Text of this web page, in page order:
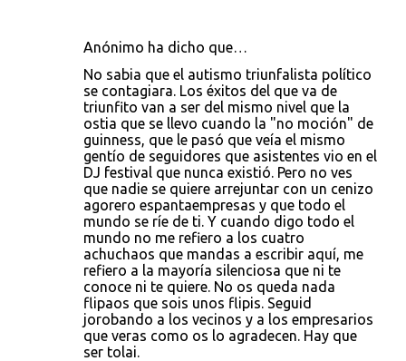
Anónimo ha dicho que…
No sabia que el autismo triunfalista político
se contagiara. Los éxitos del que va de
triunfito van a ser del mismo nivel que la
ostia que se llevo cuando la "no moción" de
guinness, que le pasó que veía el mismo
gentío de seguidores que asistentes vio en el
DJ festival que nunca existió. Pero no ves
que nadie se quiere arrejuntar con un cenizo
agorero espantaempresas y que todo el
mundo se ríe de ti. Y cuando digo todo el
mundo no me refiero a los cuatro
achuchaos que mandas a escribir aquí, me
refiero a la mayoría silenciosa que ni te
conoce ni te quiere. No os queda nada
flipaos que sois unos flipis. Seguid
jorobando a los vecinos y a los empresarios
que veras como os lo agradecen. Hay que
ser tolai.